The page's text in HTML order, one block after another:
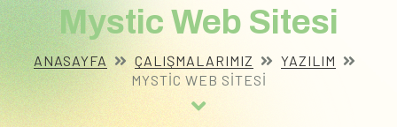
Mystic Web Sitesi
ANASAYFA ÇALIŞMALARIMIZ
YAZILIM
MYSTIC WEB SITESI